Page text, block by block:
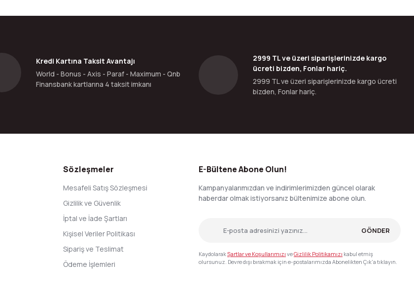
Kredi Kartına Taksit Avantajı
World - Bonus - Axis - Paraf - Maximum - Qnb
Finansbank kartlarına 4 taksit imkanı
2999 TL ve üzeri siparişlerinizde kargo
ücreti bizden, Fonlar hariç.
2999 TL ve üzeri siparişlerinizde kargo ücreti
bizden, Fonlar hariç.
Sözleşmeler
Mesafeli Satış Sözleşmesi
Gizlilik ve Güvenlik
İptal ve İade Şartları
Kişisel Veriler Politikası
Sipariş ve Teslimat
Ödeme İşlemleri
E-Bültene Abone Olun!
Kampanyalarımızdan ve indirimlerimizden güncel olarak
haberdar olmak istiyorsanız bültenimize abone olun.
GÖNDER
KaydolarakŞartlar ve Koşullarımızı veGizlilik Politikamızı kabul etmiş
olursunuz. Devre dışı bırakmak için e-postalarımızda Abonelikten Çık'a tıklayın.